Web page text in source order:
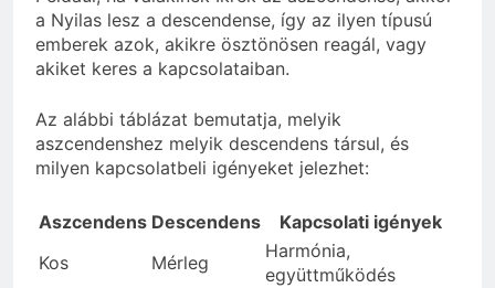
a Nyilas lesz a descendense, így az ilyen típusú
emberek azok, akikre ösztönösen reagál, vagy
akiket keres a kapcsolataiban.
Az alábbi táblázat bemutatja, melyik
aszcendenshez melyik descendens társul, és
milyen kapcsolatbeli igényeket jelezhet:
Aszcendens Descendens
Kapcsolati igények
Kos
Mérleg
Harmónia,
együttműködés